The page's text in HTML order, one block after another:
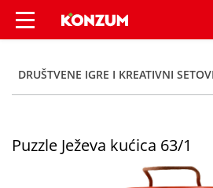
Puzzle Ježeva kućica
DRUŠTVENE IGRE I KREATIVNI SETOVI
Puzzle Ježeva kućica 63/1